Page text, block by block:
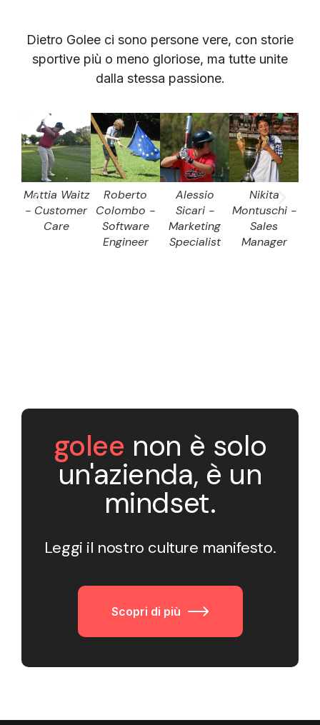
Dietro Golee ci sono persone vere, con storie
sportive più o meno gloriose, ma tutte unite
dalla stessa passione.
Mattia Waitz
- Customer
Care
Roberto
Colombo -
Software
Engineer
Alessio
Sicari -
Marketing
Specialist
Nikita
Montuschi -
Sales
Manager
golee non è solo
un'azienda, è un
mindset.
Leggi il nostro culture manifesto.
Scopri di più